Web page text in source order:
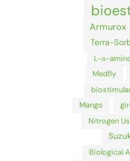
Armurox
Terra-
L-α-
Medfly
Mango
Nitrogen
Biological